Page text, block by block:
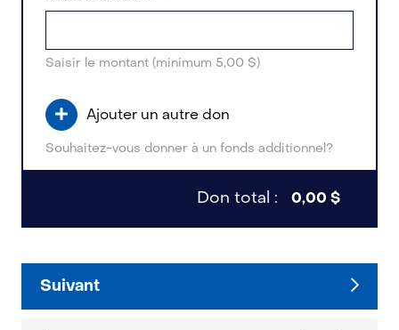
Saisir le montant (minimum 5,00 $)
Ajouter un autre don
Souhaitez-vous donner à un fonds additionnel?
Don total : 0,00 $
Suivant